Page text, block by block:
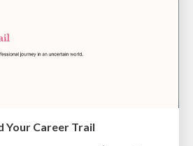
Your Career Trail